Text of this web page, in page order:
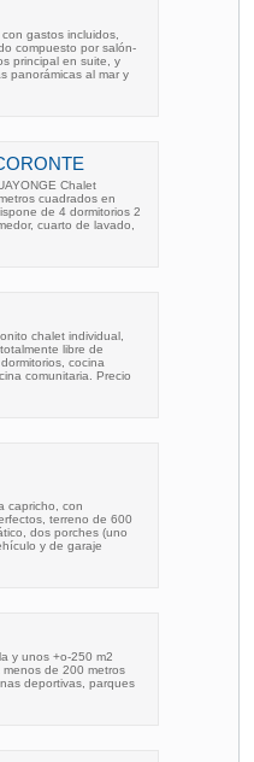
gastos incluidos,
compuesto por salón-
principal en suite, y
panorámicas al mar y
Chalet
cuadrados en
de 4 dormitorios 2
cuarto de lavado,
chalet individual,
libre de
cocina
comunitaria. Precio
capricho, con
terreno de 600
dos porches (uno
y de garaje
y unos +o-250 m2
de 200 metros
deportivas, parques